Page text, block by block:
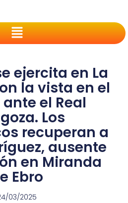
ejercita en La
la vista en el
el Real
Los
recuperan a
ausente
en Miranda
Ebro
03/2025